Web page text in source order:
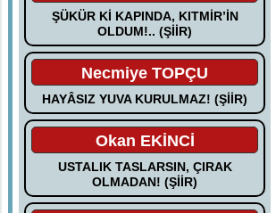
ŞÜKÜR Kİ KAPINDA, KITMİR’İN
OLDUM!.. (ŞİİR)
Necmiye TOPÇU
HAYÂSIZ YUVA KURULMAZ! (ŞİİR)
Okan EKİNCİ
USTALIK TASLARSIN, ÇIRAK
OLMADAN! (ŞİİR)